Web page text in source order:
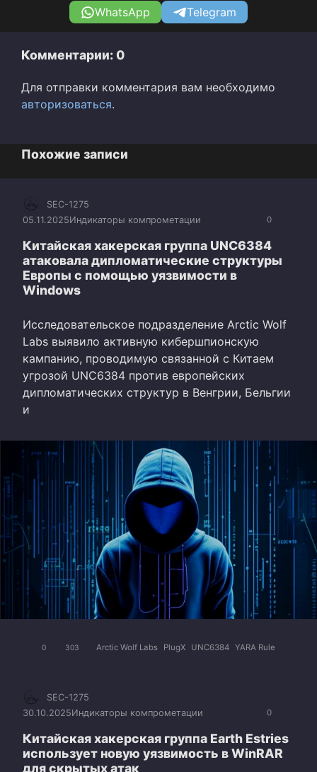
WhatsApp Telegram
Комментарии: 0
Для отправки комментария вам необходимо
авторизоваться.
Похожие записи
0
SEC-1275
05.11.2025Индикаторы компрометации
Китайская хакерская группа UNC6384
атаковала дипломатические структуры
Европы с помощью уязвимости в
Windows
Исследовательское подразделение Arctic Wolf
Labs выявило активную кибершпионскую
кампанию, проводимую связанной с Китаем
угрозой UNC6384 против европейских
дипломатических структур в Венгрии, Бельгии
и
0 303 Arctic Wolf Labs PlugX UNC6384 YARA Rule
0
SEC-1275
30.10.2025Индикаторы компрометации
Китайская хакерская группа Earth Estries
использует новую уязвимость в WinRAR
для скрытых атак